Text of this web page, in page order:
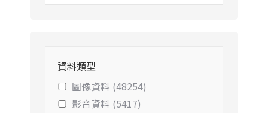
資料類型
圖像資料 (48254)
影音資料 (5417)